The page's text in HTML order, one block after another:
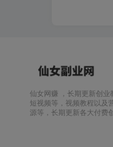
仙女网赚 ，长期更新创
短视频等，视频教程以及
源等，长期更新各大付费